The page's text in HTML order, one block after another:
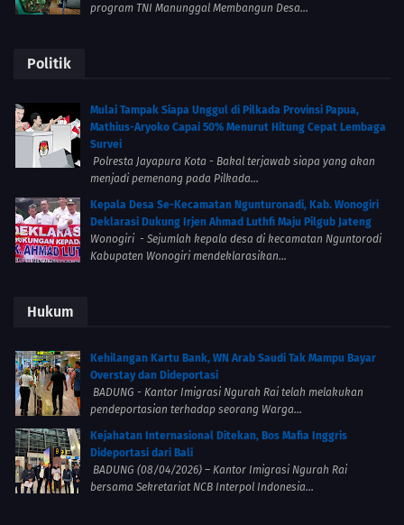
program TNI Manunggal Membangun Desa...
Politik
Mulai Tampak Siapa Unggul di Pilkada Provinsi Papua,
Mathius-Aryoko Capai 50% Menurut Hitung Cepat Lembaga
Survei
Polresta Jayapura Kota - Bakal terjawab siapa yang akan
menjadi pemenang pada Pilkada...
Kepala Desa Se-Kecamatan Ngunturonadi, Kab. Wonogiri
Deklarasi Dukung Irjen Ahmad Luthfi Maju Pilgub Jateng
Wonogiri - Sejumlah kepala desa di kecamatan Nguntorodi
Kabupaten Wonogiri mendeklarasikan...
Hukum
Kehilangan Kartu Bank, WN Arab Saudi Tak Mampu Bayar
Overstay dan Dideportasi
BADUNG - Kantor Imigrasi Ngurah Rai telah melakukan
pendeportasian terhadap seorang Warga...
Kejahatan Internasional Ditekan, Bos Mafia Inggris
Dideportasi dari Bali
BADUNG (08/04/2026) – Kantor Imigrasi Ngurah Rai
bersama Sekretariat NCB Interpol Indonesia...